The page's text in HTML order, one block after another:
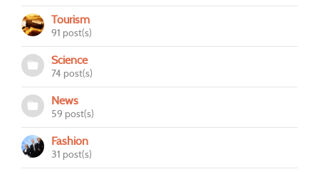
Tourism
91 post(s)
Science
74 post(s)
News
59 post(s)
Fashion
31 post(s)